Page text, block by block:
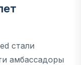
стали
амбассадоры